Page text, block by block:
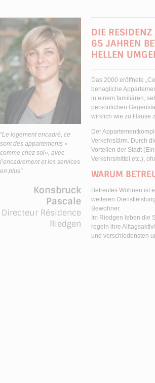
"Le logement encadré, ce
sont des appartements «
comme chez soi», avec
l’encadrement et les services
en plus"
Konsbruck
Pascale
Directeur Résidence
Riedgen
DIE RESIDENZ
65 JAHREN
HELLEN
Das 2000 eröffnete
behagliche
in einem familiären,
persönlichen
wirklich wie zu Hause
Der
Verkehrslärm. Durch
Vorteilen der Stadt
Verkehrsmittel etc.),
WARUM
Betreutes Wohnen ist
weiteren
Bewohner.
Im Riedgen leben die
regeln ihre
und verschiedensten